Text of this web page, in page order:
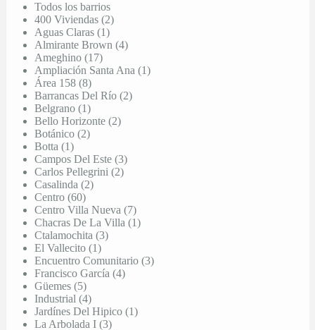
Todos los barrios
400 Viviendas (2)
Aguas Claras (1)
Almirante Brown (4)
Ameghino (17)
Ampliación Santa Ana (1)
Área 158 (8)
Barrancas Del Río (2)
Belgrano (1)
Bello Horizonte (2)
Botánico (2)
Botta (1)
Campos Del Este (3)
Carlos Pellegrini (2)
Casalinda (2)
Centro (60)
Centro Villa Nueva (7)
Chacras De La Villa (1)
Ctalamochita (3)
El Vallecito (1)
Encuentro Comunitario (3)
Francisco García (4)
Güemes (5)
Industrial (4)
Jardínes Del Hipico (1)
La Arbolada I (3)